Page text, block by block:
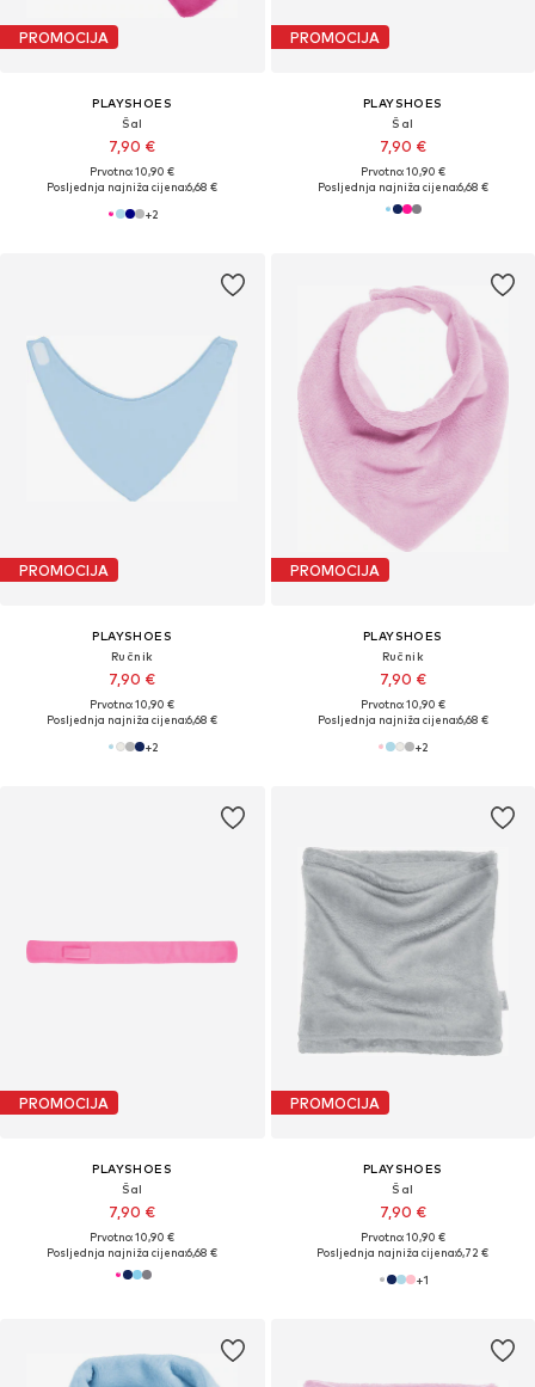
PROMOCIJA
PLAYSHOES
Šal
7,90 €
Prvotno: 10,90 €
Posljednja najniža cijena:6,68 €
+2
PROMOCIJA
PLAYSHOES
Šal
7,90 €
Prvotno: 10,90 €
Posljednja najniža cijena:6,68 €
PROMOCIJA
PLAYSHOES
Ručnik
7,90 €
Prvotno: 10,90 €
Posljednja najniža cijena:6,68 €
+2
PROMOCIJA
PLAYSHOES
Ručnik
7,90 €
Prvotno: 10,90 €
Posljednja najniža cijena:6,68 €
+2
PROMOCIJA
PLAYSHOES
Šal
7,90 €
Prvotno: 10,90 €
Posljednja najniža cijena:6,68 €
PROMOCIJA
PLAYSHOES
Šal
7,90 €
Prvotno: 10,90 €
Posljednja najniža cijena:6,72 €
+1